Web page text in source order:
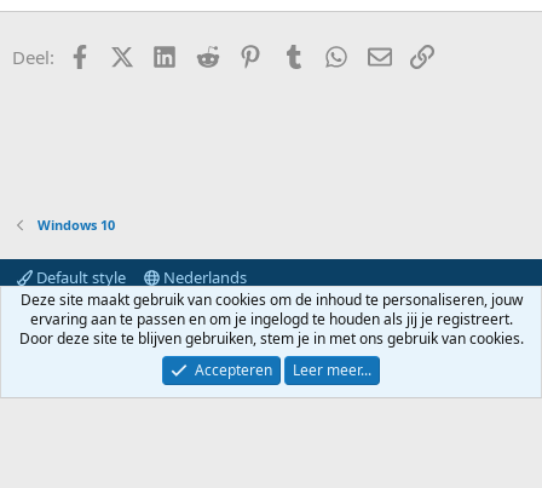
a
Deel: FacebookX (Twitter)LinkedIn
Reddit PinterestTumblr WhatsApp
E-mailkoppeling
Windows 10
Default style
Nederlands
Contact
Voorwaarden en regels Privacybeleid
Help
Hoofdpagina
R
S
Community platform by XenForo® © 2010-2024 XenForo Ltd.
Deze site maakt gebruik van cookies om de inhoud te personaliseren, jouw
ervaring aan te passen en om je ingelogd te houden als jij je registreert.
Door deze site te blijven gebruiken, stem je in met ons gebruik van cookies.
Accepteren
Leer meer...